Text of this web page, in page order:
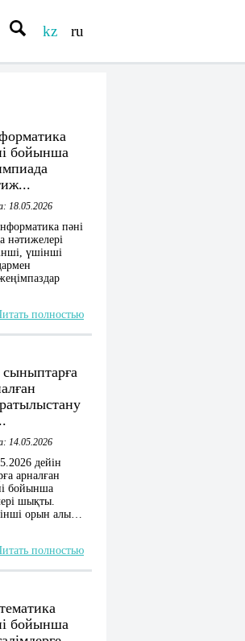
kz ru
бойынша
18.05.2026
пәні
нәтижелері
үшінші
полностью
сыныптарға
14.05.2026
дейін
арналған
бойынша
шықты.
орын алы…
полностью
бойынша